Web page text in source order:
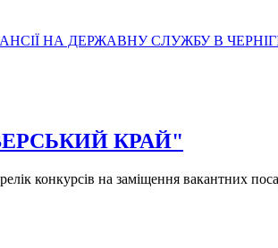
НА ДЕРЖАВНУ СЛУЖБУ В
КРАЙ"
конкурсів на заміщення вакантних